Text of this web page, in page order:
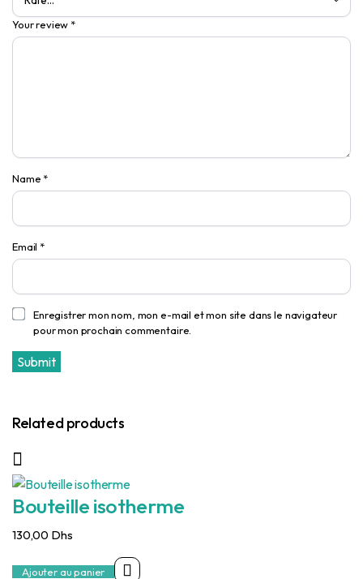
Your review *
Name *
Email *
Enregistrer mon nom, mon e-mail et mon site dans le navigateur
pour mon prochain commentaire.
Related products
Bouteille isotherme
130,00 Dhs
Ajouter au panier